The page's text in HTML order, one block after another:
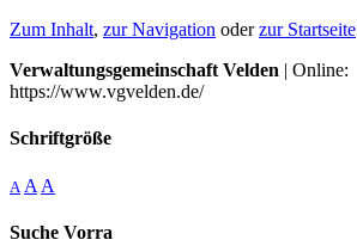
Zum Inhalt, zur Navigation oderzur Startseite
Verwaltungsgemeinschaft Velden | Online:
https://www.vgvelden.de/
Schriftgröße
A A A
Suche Vorra